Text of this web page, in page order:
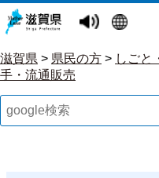
滋賀県 > 県民の方 > しごと
手・流通販売